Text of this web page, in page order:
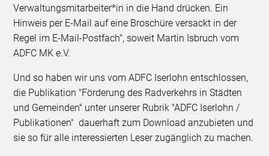
Verwaltungsmitarbeiter*in in die Hand drücken. Ein
Hinweis per E-Mail auf eine Broschüre versackt in der
Regel im E-Mail-Postfach", soweit Martin Isbruch vom
ADFC MK e.V.
Und so haben wir uns vom ADFC Iserlohn entschlossen,
die Publikation "Förderung des Radverkehrs in Städten
und Gemeinden" unter unserer Rubrik "ADFC Iserlohn /
Publikationen" dauerhaft zum Download anzubieten und
sie so für alle interessierten Leser zugänglich zu machen.